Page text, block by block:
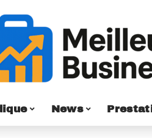
News